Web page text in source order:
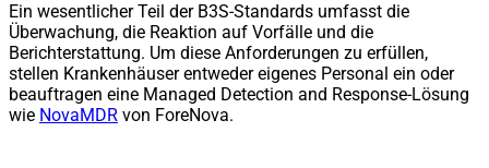
Ein wesentlicher Teil der B3S-Standards umfasst die
Überwachung, die Reaktion auf Vorfälle und die
Berichterstattung. Um diese Anforderungen zu erfüllen,
stellen Krankenhäuser entweder eigenes Personal ein oder
beauftragen eine Managed Detection and Response-Lösung
wie NovaMDR von ForeNova.